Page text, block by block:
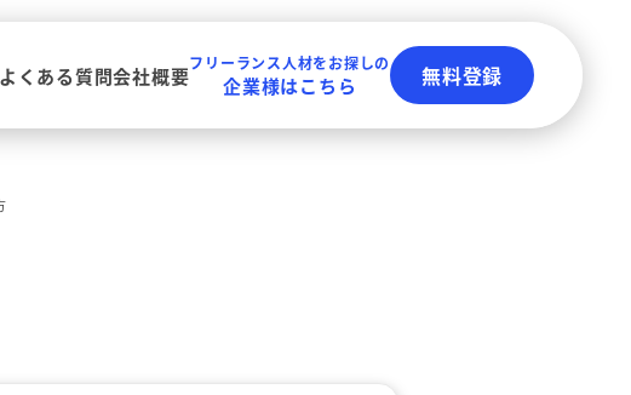
よくある質問会社概要
フリーランス人材をお探しの
企業様はこちら 無料登録